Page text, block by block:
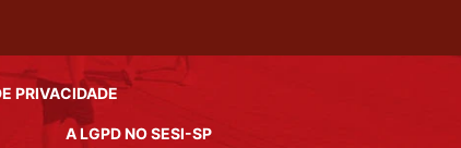
PRIVACIDADE
A LGPD NO SESI-SP